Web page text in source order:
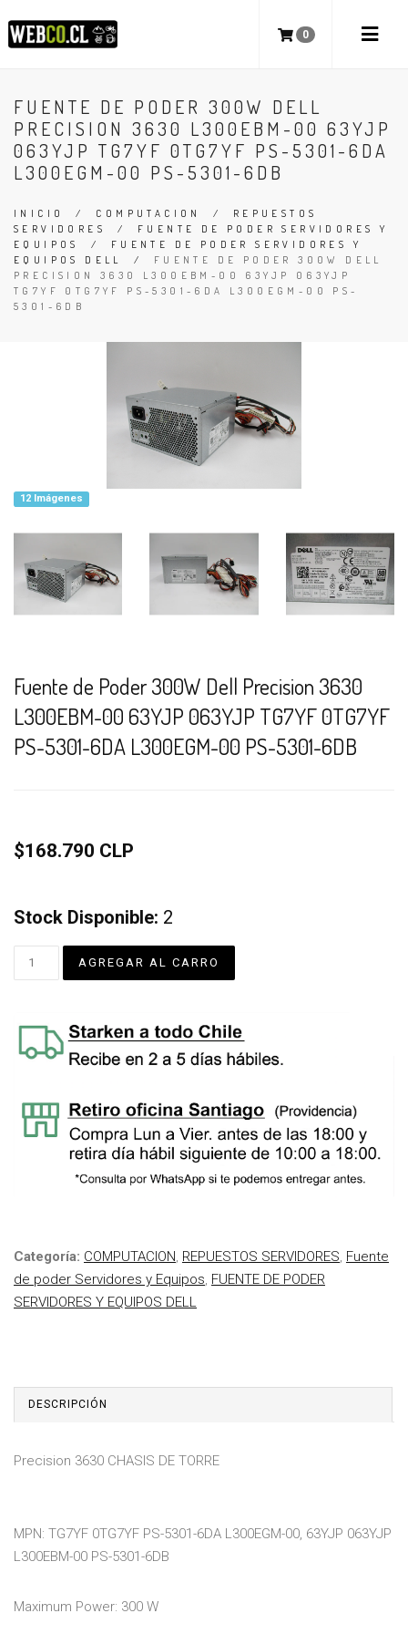
0
FUENTE DE PODER 300W DELL
PRECISION 3630 L300EBM-00 63YJP
063YJP TG7YF 0TG7YF PS-5301-6DA
L300EGM-00 PS-5301-6DB
INICIO / COMPUTACION / REPUESTOS
SERVIDORES
/ FUENTE DE PODER SERVIDORES Y
EQUIPOS
/ FUENTE DE PODER SERVIDORES Y
EQUIPOS DELL
/ FUENTE DE PODER 300W DELL
PRECISION 3630 L300EBM-00 63YJP 063YJP
TG7YF 0TG7YF PS-5301-6DA L300EGM-00 PS-
5301-6DB
12 Imágenes
Fuente de Poder 300W Dell Precision 3630
L300EBM-00 63YJP 063YJP TG7YF 0TG7YF
PS-5301-6DA L300EGM-00 PS-5301-6DB
$168.790 CLP
Stock Disponible: 2
Categoría: COMPUTACION, REPUESTOS SERVIDORES, Fuente
de poder Servidores y Equipos, FUENTE DE PODER
SERVIDORES Y EQUIPOS DELL
DESCRIPCIÓN
Precision 3630 CHASIS DE TORRE
MPN: TG7YF 0TG7YF PS-5301-6DA L300EGM-00, 63YJP 063YJP
L300EBM-00 PS-5301-6DB
Maximum Power: 300 W